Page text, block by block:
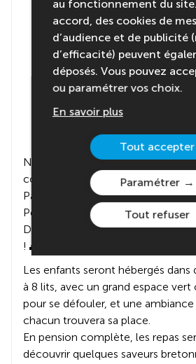
Notre centre est situé entre Brest
cœur du Parc Naturel Régional
Parc Marin d’Iroise, à seulement 3
Perché face à la plage de l’Aber et
Douarnenez, il offre un panorama
! 🌅
Les enfants seront hébergés dans
à 8 lits, avec un grand espace
pour se défouler, et une
chacun trouvera sa place.
En pension complète, les repas
découvrir quelques saveurs
au fonctionnement du
accord, des cookies de
d’audience et de publicité
d’efficacité) peuvent
déposés. Vous pouvez
ou paramétrer vos choix.
En savoir plus
Tout accepter
Paramétrer
Tout refuser